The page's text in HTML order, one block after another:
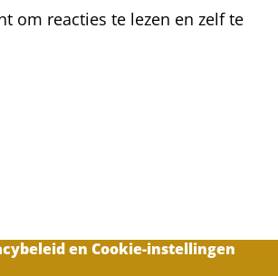
om reacties te lezen en zelf te
en Cookie-instellingen